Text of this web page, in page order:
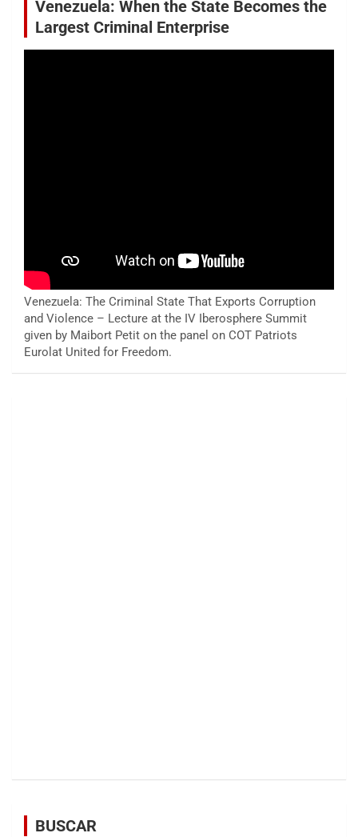
Venezuela: When the State Becomes the
Largest Criminal Enterprise
Venezuela: The Criminal State That Exports Corruption
and Violence – Lecture at the IV Iberosphere Summit
given by Maibort Petit on the panel on COT Patriots
Eurolat United for Freedom.
BUSCAR